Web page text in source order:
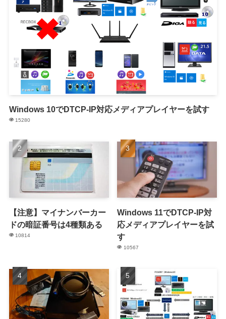
Windows 10でDTCP-IP対応メディアプレイヤーを試す
15280
【注意】マイナンバーカー
ドの暗証番号は4種類ある
10814
Windows 11でDTCP-IP対
応メディアプレイヤーを試
す
10567